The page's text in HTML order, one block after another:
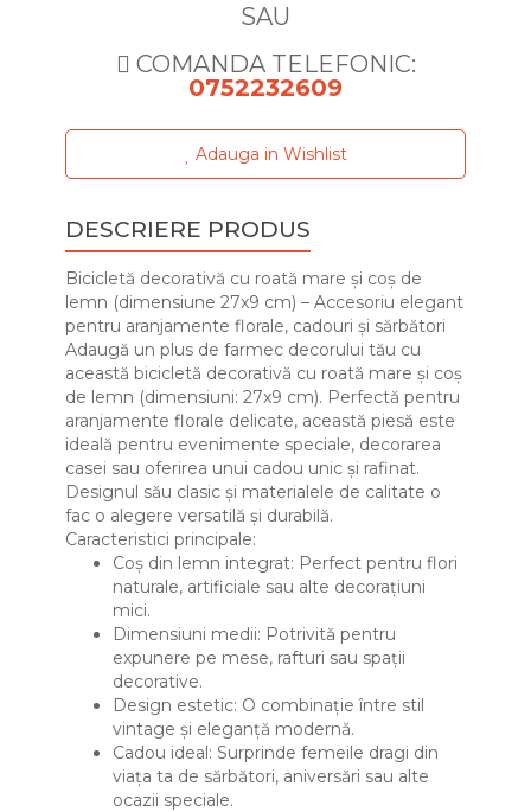
SAU
COMANDA TELEFONIC:
0752232609
Adauga in Wishlist
DESCRIERE PRODUS
Bicicletă decorativă cu roată mare și coș de
lemn (dimensiune 27x9 cm) – Accesoriu elegant
pentru aranjamente florale, cadouri și sărbători
Adaugă un plus de farmec decorului tău cu
această bicicletă decorativă cu roată mare și coș
de lemn (dimensiuni: 27x9 cm). Perfectă pentru
aranjamente florale delicate, această piesă este
ideală pentru evenimente speciale, decorarea
casei sau oferirea unui cadou unic și rafinat.
Designul său clasic și materialele de calitate o
fac o alegere versatilă și durabilă.
Caracteristici principale:
Coș din lemn integrat: Perfect pentru flori
naturale, artificiale sau alte decorațiuni
mici.
Dimensiuni medii: Potrivită pentru
expunere pe mese, rafturi sau spații
decorative.
Design estetic: O combinație între stil
vintage și eleganță modernă.
Cadou ideal: Surprinde femeile dragi din
viața ta de sărbători, aniversări sau alte
ocazii speciale.